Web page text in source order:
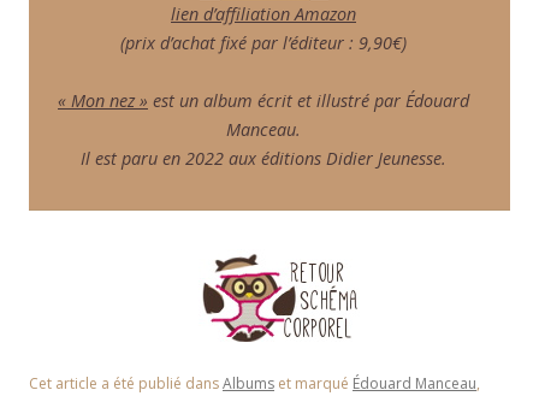
lien d’affiliation Amazon
(prix d’achat fixé par l’éditeur : 9,90€)
« Mon nez » est un album écrit et illustré par Édouard
Manceau.
Il est paru en 2022 aux éditions Didier Jeunesse.
Cet article a été publié dansAlbums et marqué Édouard Manceau,